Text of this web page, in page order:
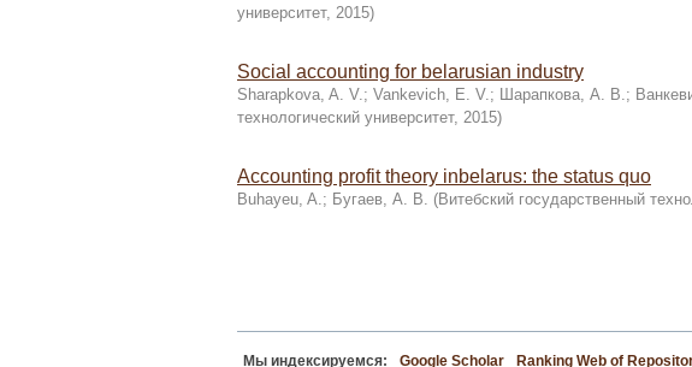
университет, 2015)
Social accounting for belarusian industry
Sharapkova, A. V.; Vankevich, E. V.; Шарапкова, А. В.;
технологический университет, 2015)
Accounting profit theory inbelarus: the status quo
Buhayeu, A.; Бугаев, А. В. (Витебский государственный
Мы индексируемся: Google Scholar Ranking Web of